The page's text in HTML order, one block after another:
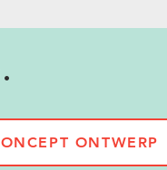
ONTWERP